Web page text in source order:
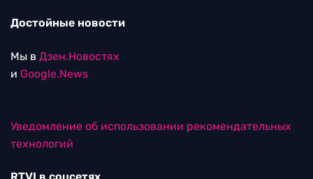
Достойные новости
Мы в Дзен.Новостях
и Google.News
Уведомление об использовании рекомендательных
технологий